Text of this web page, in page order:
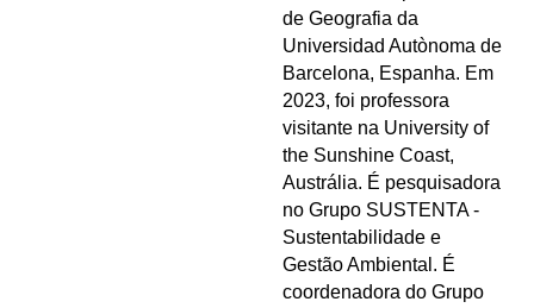
de Geografia da
Universidad Autònoma de
Barcelona, Espanha. Em
2023, foi professora
visitante na University of
the Sunshine Coast,
Austrália. É pesquisadora
no Grupo SUSTENTA -
Sustentabilidade e
Gestão Ambiental. É
coordenadora do Grupo